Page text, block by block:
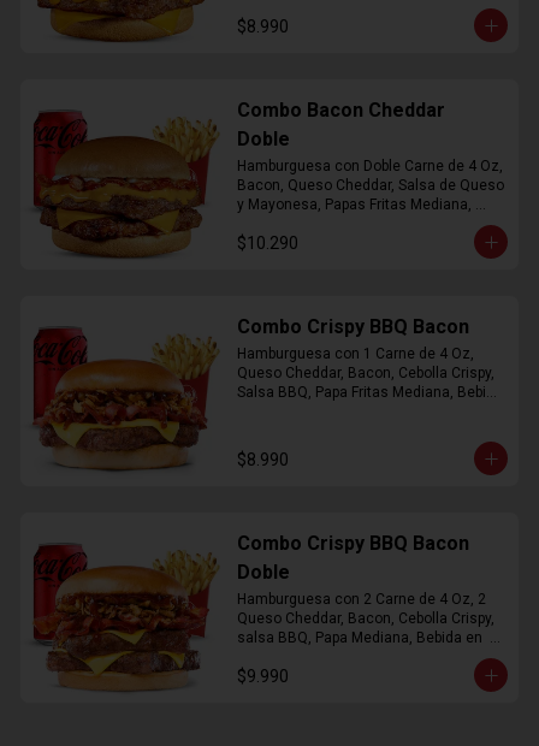
$8.990
Combo Bacon Cheddar
Doble
Hamburguesa con Doble Carne de 4 Oz,
Bacon, Queso Cheddar, Salsa de Queso
y Mayonesa, Papas Fritas Mediana,
$10.290
Combo Crispy BBQ Bacon
Hamburguesa con 1 Carne de 4 Oz,
Queso Cheddar, Bacon, Cebolla Crispy,
Salsa BBQ, Papa Fritas Mediana, Bebida
$8.990
Combo Crispy BBQ Bacon
Doble
Hamburguesa con 2 Carne de 4 Oz, 2
Queso Cheddar, Bacon, Cebolla Crispy,
salsa BBQ, Papa Mediana, Bebida en
$9.990